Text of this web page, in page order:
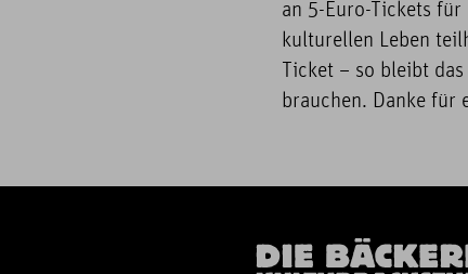
an 5-Euro-Tickets
kulturellen Leben
Ticket – so bleibt
brauchen. Danke für